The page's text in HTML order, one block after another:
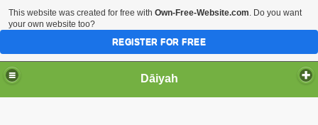
Dāiyah
This website was created for free with Own-Free-Website.com. Do you want
your own website too?
REGISTER FOR FREE